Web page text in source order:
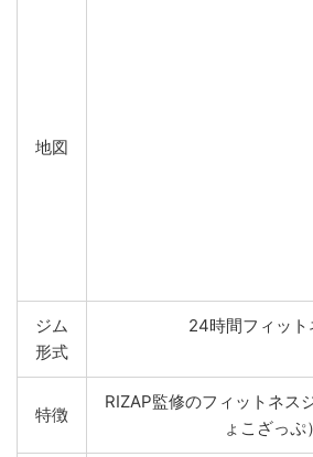
地図
ジム
形式
24時間フィット
特徴
RIZAP監修のフィットネス
ょこざっぷ